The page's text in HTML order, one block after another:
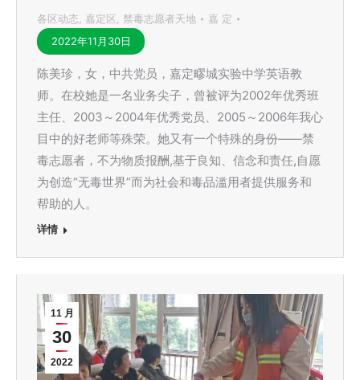
各区动态 嘉定区 禁毒志愿者天地
嘉 定
2022年11月30日
陈美珍，女，中共党员，嘉定疁城实验中学英语教
师。在校她是一名业务尖子，曾被评为2002年优秀班
主任、2003～2004年优秀党员、2005～2006年我心
目中的好老师等殊荣。她又有一个特殊的身份——禁
毒志愿者，不为物质报酬,基于良知、信念和责任,自愿
为创造“无毒世界”而为社会和毒品滥用者提供服务和
帮助的人。
详情
11 月
30
2022